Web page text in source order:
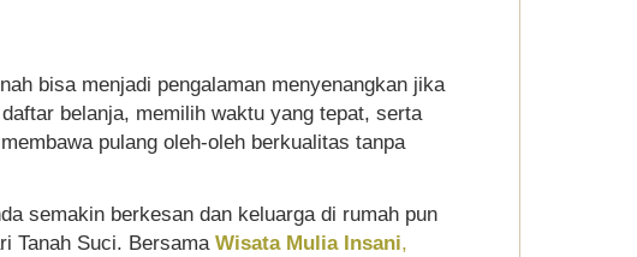
bisa menjadi pengalaman menyenangkan jika
belanja, memilih waktu yang tepat, serta
pulang oleh-oleh berkualitas tanpa
semakin berkesan dan keluarga di rumah pun
Tanah Suci. Bersama Wisata Mulia Insani,